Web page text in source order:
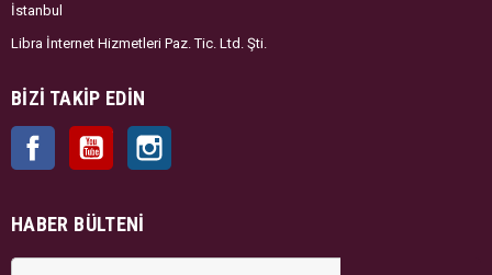
İstanbul
Libra İnternet Hizmetleri Paz. Tic. Ltd. Şti.
BIZI TAKIP EDIN
Facebook YouTube
HABER BÜLTENI